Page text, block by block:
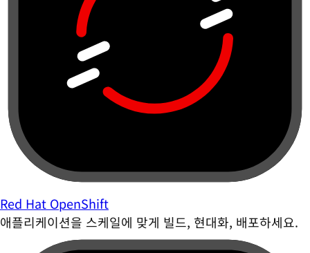
Red Hat OpenShift
애플리케이션을 스케일에 맞게 빌드, 현대화, 배포하세요.